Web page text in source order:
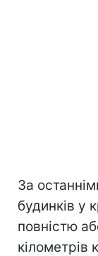
За
будинків у
повністю
кілометрів